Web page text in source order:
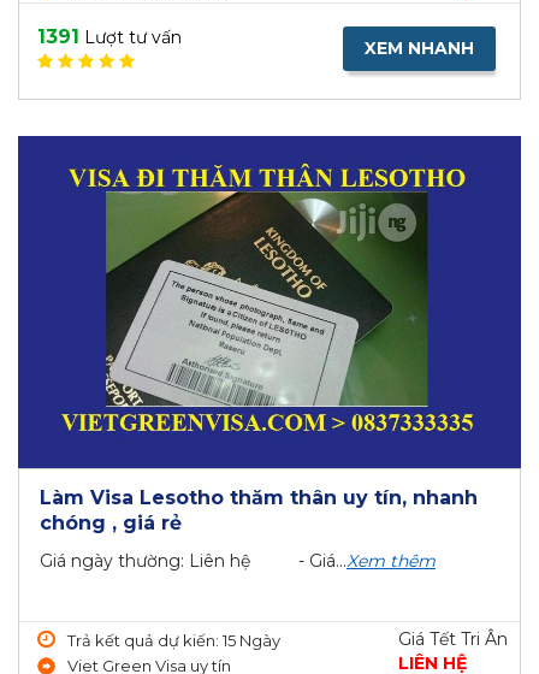
1391 Lượt tư vấn XEM NHANH
Làm Visa Lesotho thăm thân uy tín, nhanh
chóng , giá rẻ
Giá ngày thường: Liên hệ - Giá...Xem thêm
Trả kết quả dự kiến: 15 Ngày
Viet Green Visa uy tín
Giá Tết Tri Ân
LIÊN HỆ